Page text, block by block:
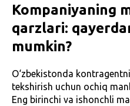
Kompaniyaning
qarzlari:
mumkin?
O‘zbekistonda
tekshirish uchun ochiq
Eng birinchi va ishonchli